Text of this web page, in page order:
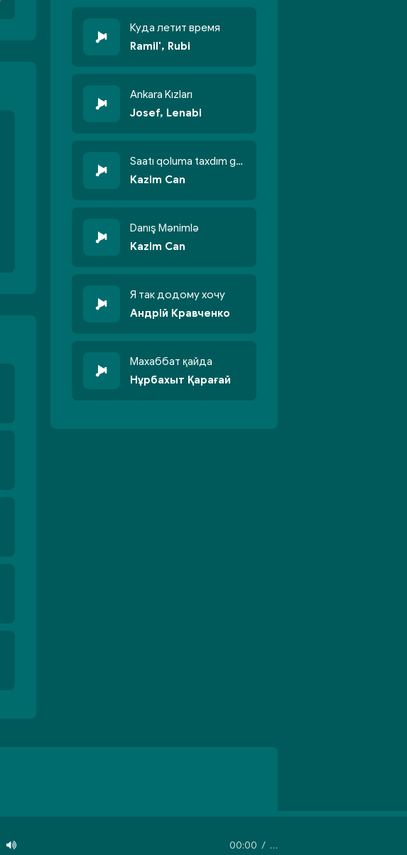
Куда летит время
Ramil', Rubi
Ankara Kızları
Josef, Lenabi
Saatı qoluma taxdım göyün üzünə qalxdım
Kazim Can
Danış Mənimlə
Kazim Can
Я так додому хочу
Андрій Кравченко
Махаббат қайда
Нұрбахыт Қарағай
00:00 …